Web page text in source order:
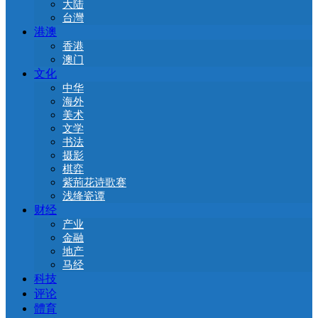
大陆
台灣
港澳
香港
澳门
文化
中华
海外
美术
文学
书法
摄影
棋弈
紫荊花诗歌赛
浅绛瓷谭
财经
产业
金融
地产
马经
科技
评论
體育